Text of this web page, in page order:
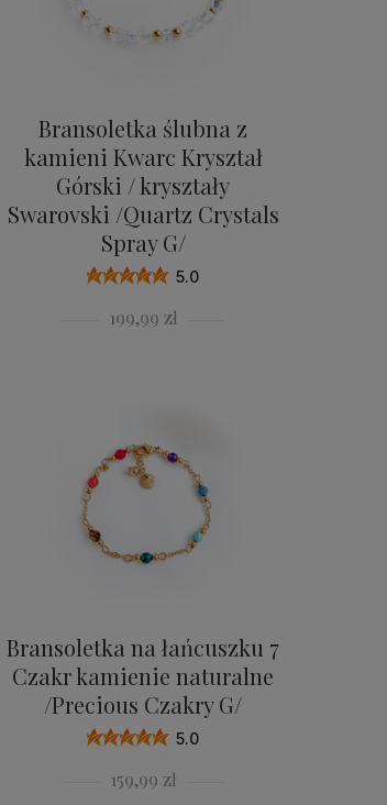
Bransoletka ślubna z
kamieni Kwarc Kryształ
Górski / kryształy
Swarovski /Quartz Crystals
Spray G/
5.0
199,99 zł
Bransoletka na łańcuszku 7
Czakr kamienie naturalne
/Precious Czakry G/
5.0
159,99 zł